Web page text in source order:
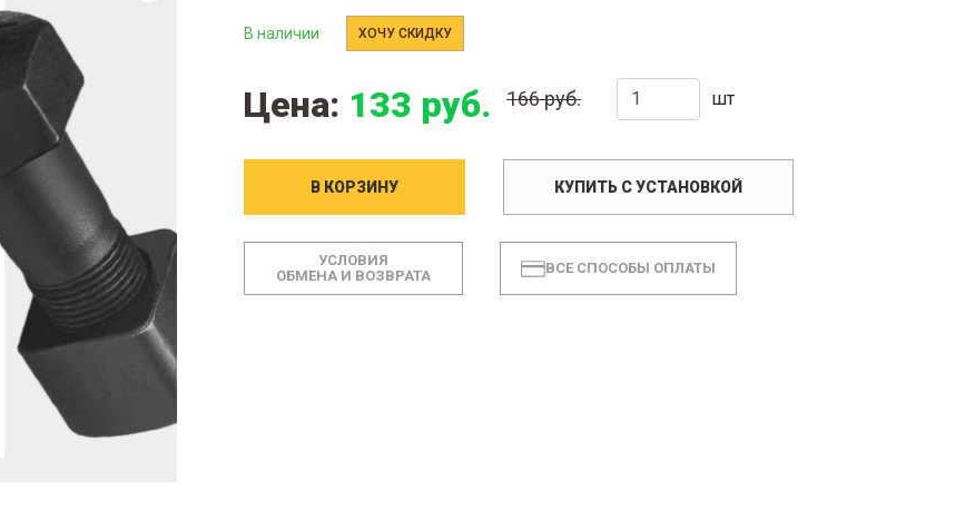
В наличии ХОЧУ СКИДКУ
Цена: 133 руб. 166 руб. шт
В КОРЗИНУ КУПИТЬ С УСТАНОВКОЙ
УСЛОВИЯ
ОБМЕНА И ВОЗВРАТА
ВСЕ СПОСОБЫ ОПЛАТЫ